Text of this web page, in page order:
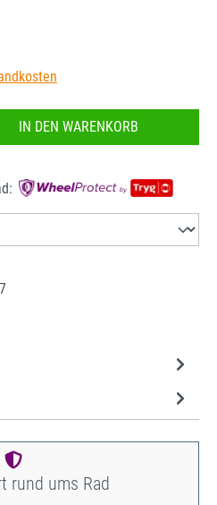
gewünschten Wert
IN DEN WARENKORB
rund ums Rad